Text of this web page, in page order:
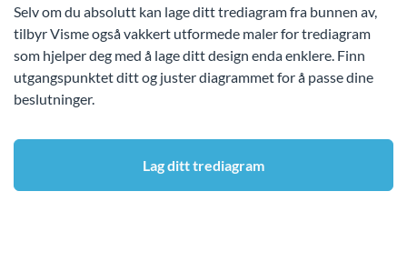
Selv om du absolutt kan lage ditt trediagram fra bunnen av,
tilbyr Visme også vakkert utformede maler for trediagram
som hjelper deg med å lage ditt design enda enklere. Finn
utgangspunktet ditt og juster diagrammet for å passe dine
beslutninger.
Lag ditt trediagram